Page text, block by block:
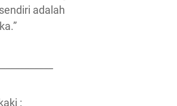
adalah
: